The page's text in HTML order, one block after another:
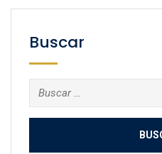
Buscar
Buscar: